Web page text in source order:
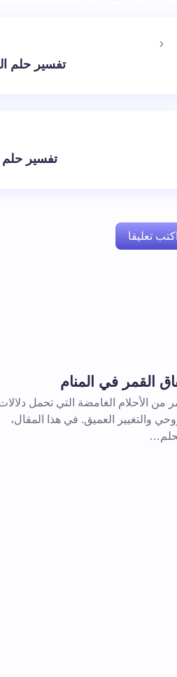
تفسير حلم
تفسير حلم
اكتب تعليقا
تعليقك *
القمر في المنام
من الأحلام الغامضة التي تحمل
والتغيير العميق. في هذا المقال،